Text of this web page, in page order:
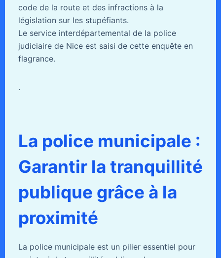
code de la route et des infractions à la
législation sur les stupéfiants.
Le service interdépartemental de la police
judiciaire de Nice est saisi de cette enquête en
flagrance.
.
La police municipale :
Garantir la tranquillité
publique grâce à la
proximité
La police municipale est un pilier essentiel pour